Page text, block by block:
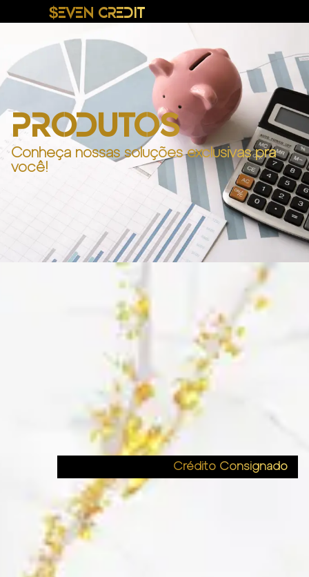
$EVEN CREDIT
PRODUTOS
Conheça nossas soluções exclusivas pra
você!
Crédito Consignado